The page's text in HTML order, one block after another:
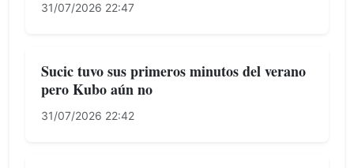
31/07/2026 22:47
Sucic tuvo sus primeros minutos del verano
pero Kubo aún no
31/07/2026 22:42